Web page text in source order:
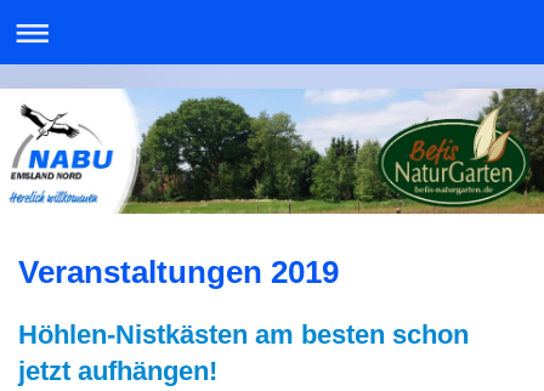
Veranstaltungen 2019
Höhlen-Nistkästen am besten schon
jetzt aufhängen!